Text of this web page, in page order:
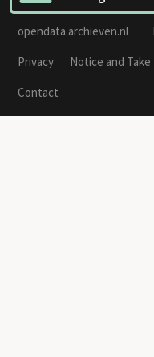
opendata.archieven.nl
Privacy
Notice and Take
Contact